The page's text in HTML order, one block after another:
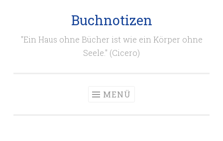
Buchnotizen
"Ein Haus ohne Bücher ist wie ein Körper ohne
Seele." (Cicero)
MENÜ